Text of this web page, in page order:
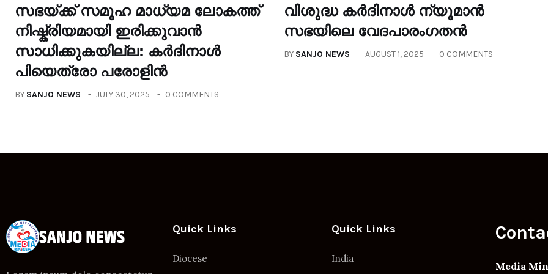
സഭയ്ക്ക് സമൂഹ മാധ്യമ ലോകത്ത്
നിഷ്ക്രിയമായി ഇരിക്കുവാൻ
സാധിക്കുകയില്ല: കർദിനാൾ
പിയെത്രോ പരോളിൻ
BY SANJO NEWS JULY 30, 2025 0 COMMENTS
വിശുദ്ധ കർദിനാൾ ന്യൂമാൻ
സഭയിലെ വേദപാരംഗതൻ
BY SANJO NEWS AUGUST 1, 2025 0 COMMENTS
Quick Links
Diocese
Quick Links
India
Media